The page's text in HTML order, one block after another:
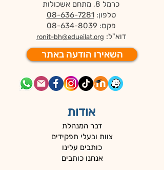
כרמל 8, מתחם אשכולות
טלפון: 08-636-7281
פקס: 08-634-8039
דוא"ל: ronit-bh@edueilat.org
השאירו הודעה באתר
אודות
דבר המנהלת
צוות ובעלי תפקידים
כותבים עלינו
אנחנו כותבים